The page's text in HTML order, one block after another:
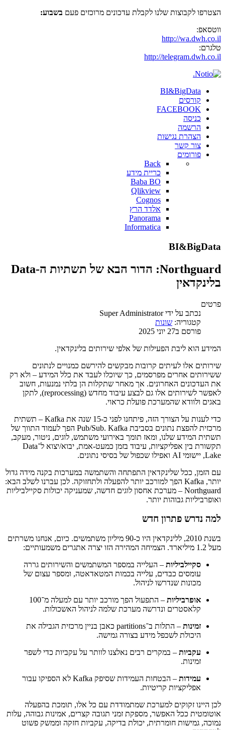
הצטרפו לקבוצות שלנו לקבלת עדכונים מרוכזים פעם בשבוע:
ווטסאפ:
http://wa.dwh.co.il
טלגרם:
http://telegram.dwh.co.il
BI&BigData
קורסים
FACEBOOK
כניסה
הרשמה
הצהרת נגישות
צור קשר
פורומים
Back
כריית מידע
Baba BO
Qlikview
Cognos
אלדד הרץ
Panorama
Informatica
BI&BigData
Northguard: הדור הבא של תשתיות ה-Data
בלינקדאין
פרטים
נכתב על ידיSuper Administrator
קטגוריה: שונות
פורסם ב27 יוני 2025
המידע הוא ליבת הפעילות של אלפי שירותים בלינקדאין.
שירותים אלו לעיתים קרובות מבקשים להירשם כמנויים לנתונים
ששירותים אחרים מפרסמים, כך שיוכלו לעבד את כלל המידע – ולא רק
את העדכונים האחרונים. אך מאחר שתקלות הן בלתי נמנעות, חשוב
לאפשר לשירותים אלו גם לבצע עיבוד מחדש (reprocessing), לתקן
באגים ולוודא שהמערכת פועלת כראוי.
כדי לענות על הצורך הזה, פיתחנו לפני כ-15 שנה את Kafka – תשתית
מרכזית להפצת נתונים בסביבת Pub/Sub. Kafka הפך לעמוד התווך של
תשתית המידע שלנו, ומאז תומך באירועי משתמש, לוגים, ניטור, מעקב,
תקשורת בין אפליקציות, עיבוד בזמן כמעט-אמת, יבוא/יצוא ל־Data
Lake, יישומי AI ואפילו שכפול של בסיסי נתונים.
עם הזמן, ככל שלינקדאין התפתחה והשתמשה במערכות בקנה מידה גדול
יותר, Kafka הפך למורכב יותר להפעלה ולתחזוקה. לכן עברנו לשלב הבא:
Northguard – מערכת אחסון לוגים חדשה, שמעניקה יכולות סקיילביליות
ואופרביליות גבוהות יותר.
למה נדרש פתרון חדש
בשנת 2010, ללינקדאין היו כ-90 מיליון משתמשים. כיום, אנחנו משרתים
מעל 1.2 מיליארד. הצמיחה המהירה הזו יצרה אתגרים משמעותיים:
סקיילביליות – העלייה במספר המשתמשים והשירותים גררה
עומסים כבדים, עלייה בכמות המטאדאטה, ומספר עצום של
מכונות שנדרשו לניהול.
אופרביליות
– התפעול הפך מורכב יותר עם למעלה מ־100
קלאסטרים ונדרשה מערכת שלמה לניהול האשכולות.
זמינות
– התלות ב־partitions כאבן בניין מרכזית הגבילה את
היכולת לשכפל מידע בצורה גמישה.
עקביות – במקרים רבים נאלצנו לוותר על עקביות כדי לשפר
זמינות.
עמידות
– הבטחות העמידות שסיפק Kafka לא הספיקו עבור
אפליקציות קריטיות.
לכן היינו זקוקים למערכת שמתמודדת עם כל אלו, תומכת בהפעלה
אוטומטית ככל האפשר, מספקת זמני תגובה קצרים, אמינות גבוהה, עלות
נמוכה, גמישות חומרתית, יכולת בדיקה, עקביות חזקה וממשק פשוט